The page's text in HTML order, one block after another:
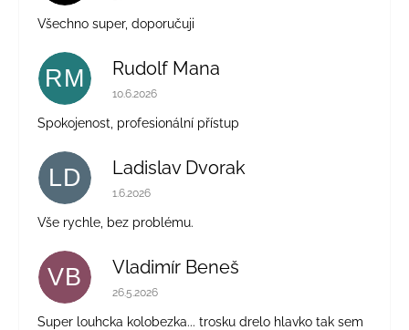
Všechno super, doporučuji
RM Rudolf Mana
Hodnocení obchodu je 5 z 5 hvězdiček.
10.6.2026
Spokojenost, profesionální přístup
LD Ladislav Dvorak
Hodnocení obchodu je 5 z 5 hvězdiček.
1.6.2026
Vše rychle, bez problému.
VB Vladimír Beneš
Hodnocení obchodu je 5 z 5 hvězdiček.
26.5.2026
Super louhcka kolobezka... trosku drelo hlavko tak sem